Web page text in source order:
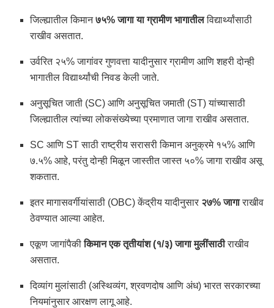
जिल्ह्यातील किमान७५% जागा या ग्रामीण भागातीलविद्यार्थ्यांसाठी
राखीव असतात.
उर्वरित २५% जागांवर गुणवत्ता यादीनुसार ग्रामीण आणि शहरी दोन्ही
भागातील विद्यार्थ्यांची निवड केली जाते.
अनुसूचित जाती (SC) आणि अनुसूचित जमाती (ST) यांच्यासाठी
जिल्ह्यातील त्यांच्या लोकसंख्येच्या प्रमाणात जागा राखीव असतात.
SC आणि ST साठी राष्ट्रीय सरासरी किमान अनुक्रमे १५% आणि
७.५% आहे, परंतु दोन्ही मिळून जास्तीत जास्त ५०% जागा राखीव असू
शकतात.
इतर मागासवर्गीयांसाठी (OBC) केंद्रीय यादीनुसार २७% जागाराखीव
ठेवण्यात आल्या आहेत.
एकूण जागांपैकीकिमान एक तृतीयांश (१/३) जागा मुलींसाठीराखीव
असतात.
दिव्यांग मुलांसाठी (अस्थिव्यंग, श्रवणदोष आणि अंध) भारत सरकारच्या
नियमांनुसार आरक्षण लागू आहे.